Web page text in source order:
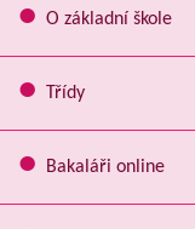
O základní škole
Třídy
Bakaláři online